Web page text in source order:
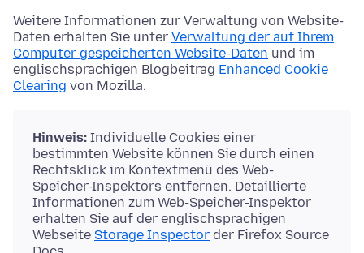
Weitere Informationen zur Verwaltung von Website-
Daten erhalten Sie unter Verwaltung der auf Ihrem
Computer gespeicherten Website-Daten und im
englischsprachigen Blogbeitrag Enhanced Cookie
Clearing von Mozilla.
Hinweis: Individuelle Cookies einer
bestimmten Website können Sie durch einen
Rechtsklick im Kontextmenü des Web-
Speicher-Inspektors entfernen. Detaillierte
Informationen zum Web-Speicher-Inspektor
erhalten Sie auf der englischsprachigen
Webseite Storage Inspector der Firefox Source